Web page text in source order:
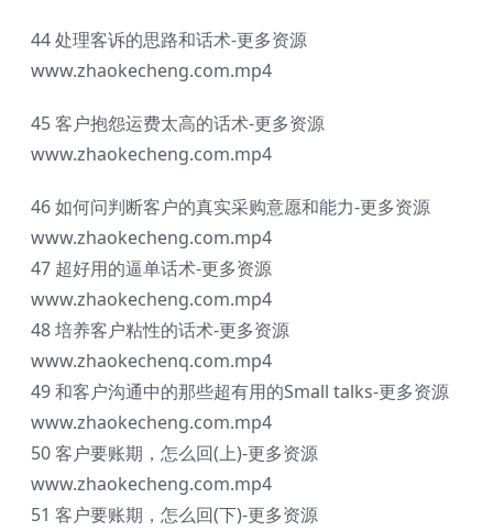
44 处理客诉的思路和话术-更多资源
www.zhaokecheng.com.mp4
45 客户抱怨运费太高的话术-更多资源
www.zhaokecheng.com.mp4
46 如何问判断客户的真实采购意愿和能力-更多资源
www.zhaokecheng.com.mp4
47 超好用的逼单话术-更多资源
www.zhaokecheng.com.mp4
48 培养客户粘性的话术-更多资源
www.zhaokechenq.com.mp4
49 和客户沟通中的那些超有用的Small talks-更多资源
www.zhaokecheng.com.mp4
50 客户要账期，怎么回(上)-更多资源
www.zhaokecheng.com.mp4
51 客户要账期，怎么回(下)-更多资源